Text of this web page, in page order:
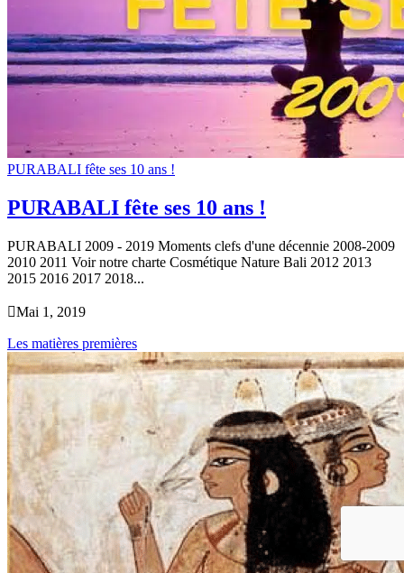
PURABALI fête ses 10 ans !
PURABALI fête ses 10 ans !
PURABALI 2009 - 2019 Moments clefs d'une décennie 2008-2009
2010 2011 Voir notre charte Cosmétique Nature Bali 2012 2013
2015 2016 2017 2018...
Mai 1, 2019
Les matières premières